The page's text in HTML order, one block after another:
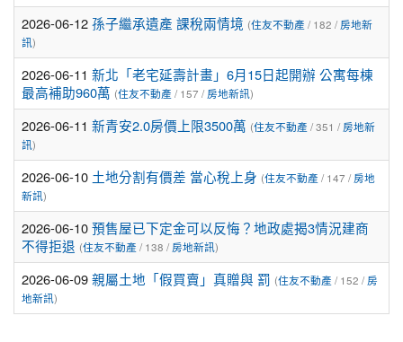
2026-06-12孫子繼承遺產 課稅兩情境 (住友不動產 / 182 / 房地新
訊)
2026-06-11 新北「老宅延壽計畫」6月15日起開辦 公寓每棟
最高補助960萬 (住友不動產 / 157 / 房地新訊)
2026-06-11 新青安2.0房價上限3500萬 (住友不動產 / 351 / 房地新
訊)
2026-06-10 土地分割有價差 當心稅上身 (住友不動產 / 147 / 房地
新訊)
2026-06-10預售屋已下定金可以反悔？地政處揭3情況建商
不得拒退 (住友不動產 / 138 / 房地新訊)
2026-06-09親屬土地「假買賣」真贈與 罰 (住友不動產 / 152 / 房
地新訊)